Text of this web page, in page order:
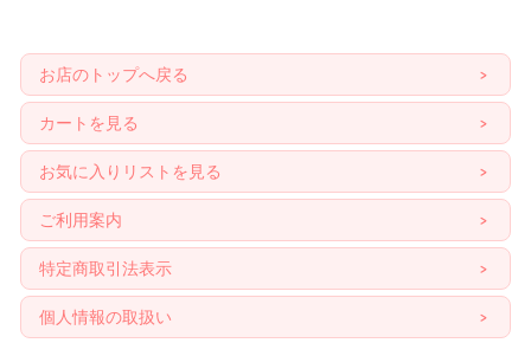
お店のトップへ戻る
カートを見る
お気に入りリストを見る
ご利用案内
特定商取引法表示
個人情報の取扱い